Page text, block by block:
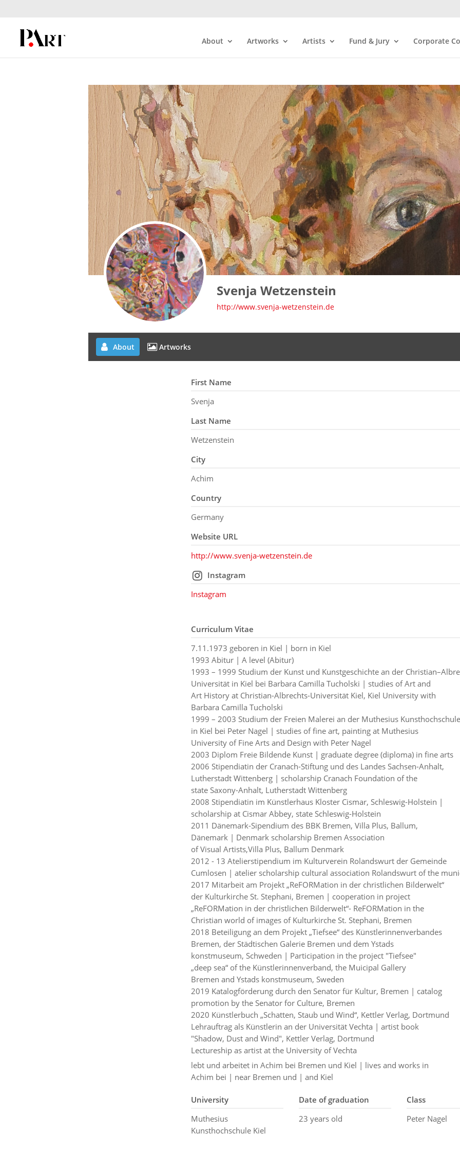
About Artworks Artists Fund & Jury Corporate
Svenja Wetzenstein
http://www.svenja-wetzenstein.de
About Artworks
First Name
Svenja
Last Name
Wetzenstein
City
Achim
Country
Germany
Website URL
http://www.svenja-wetzenstein.de
Instagram
Instagram
Curriculum Vitae
7.11.1973 geboren in Kiel | born in Kiel
1993 Abitur | A level (Abitur)
1993 – 1999 Studium der Kunst und Kunstgeschichte an der
Universität in Kiel bei Barbara Camilla Tucholski | studies of Art and
Art History at Christian-Albrechts-Universität Kiel, Kiel University with
Barbara Camilla Tucholski
1999 – 2003 Studium der Freien Malerei an der Muthesius Kunsthochschule
in Kiel bei Peter Nagel | studies of fine art, painting at Muthesius
University of Fine Arts and Design with Peter Nagel
2003 Diplom Freie Bildende Kunst | graduate degree (diploma) in fine arts
2006 Stipendiatin der Cranach-Stiftung und des Landes Sachsen-Anhalt,
Lutherstadt Wittenberg | scholarship Cranach Foundation of the
state Saxony-Anhalt, Lutherstadt Wittenberg
2008 Stipendiatin im Künstlerhaus Kloster Cismar, Schleswig-Holstein |
scholarship at Cismar Abbey, state Schleswig-Holstein
2011 Dänemark-Sipendium des BBK Bremen, Villa Plus, Ballum,
Dänemark | Denmark scholarship Bremen Association
of Visual Artists,Villa Plus, Ballum Denmark
2012 - 13 Atelierstipendium im Kulturverein Rolandswurt der Gemeinde
Cumlosen | atelier scholarship cultural association Rolandswurt of the
2017 Mitarbeit am Projekt „ReFORMation in der christlichen Bilderwelt“
der Kulturkirche St. Stephani, Bremen | cooperation in project
„ReFORMation in der christlichen Bilderwelt“- ReFORMation in the
Christian world of images of Kulturkirche St. Stephani, Bremen
2018 Beteiligung an dem Projekt „Tiefsee“ des Künstlerinnenverbandes
Bremen, der Städtischen Galerie Bremen und dem Ystads
konstmuseum, Schweden | Participation in the project "Tiefsee"
„deep sea“ of the Künstlerinnenverband, the Muicipal Gallery
Bremen and Ystads konstmuseum, Sweden
2019 Katalogförderung durch den Senator für Kultur, Bremen | catalog
promotion by the Senator for Culture, Bremen
2020 Künstlerbuch „Schatten, Staub und Wind“, Kettler Verlag, Dortmund
Lehrauftrag als Künstlerin an der Universität Vechta | artist book
"Shadow, Dust and Wind", Kettler Verlag, Dortmund
Lectureship as artist at the University of Vechta
lebt und arbeitet in Achim bei Bremen und Kiel | lives and works in
Achim bei | near Bremen und | and Kiel
University
Muthesius
Kunsthochschule Kiel
Date of graduation
23 years old
Class
Peter Nagel